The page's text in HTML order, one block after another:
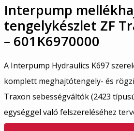
Interpump
tengelykészlet ZF
– 601K6970000
A Interpump Hydraulics K697
komplett meghajtótengely- és
Traxon sebességváltók (2423
egységgel való felszereléséhez